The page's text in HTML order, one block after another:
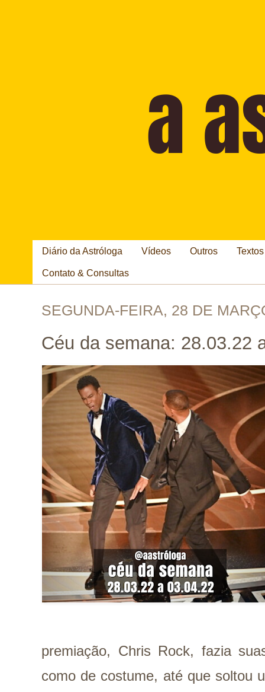
Diário da Astróloga Vídeos Outros
Contato & Consultas
SEGUNDA-FEIRA, 28 DE
Céu da semana: 28.03.22
premiação, Chris Rock, fazia
como de costume, até que soltou